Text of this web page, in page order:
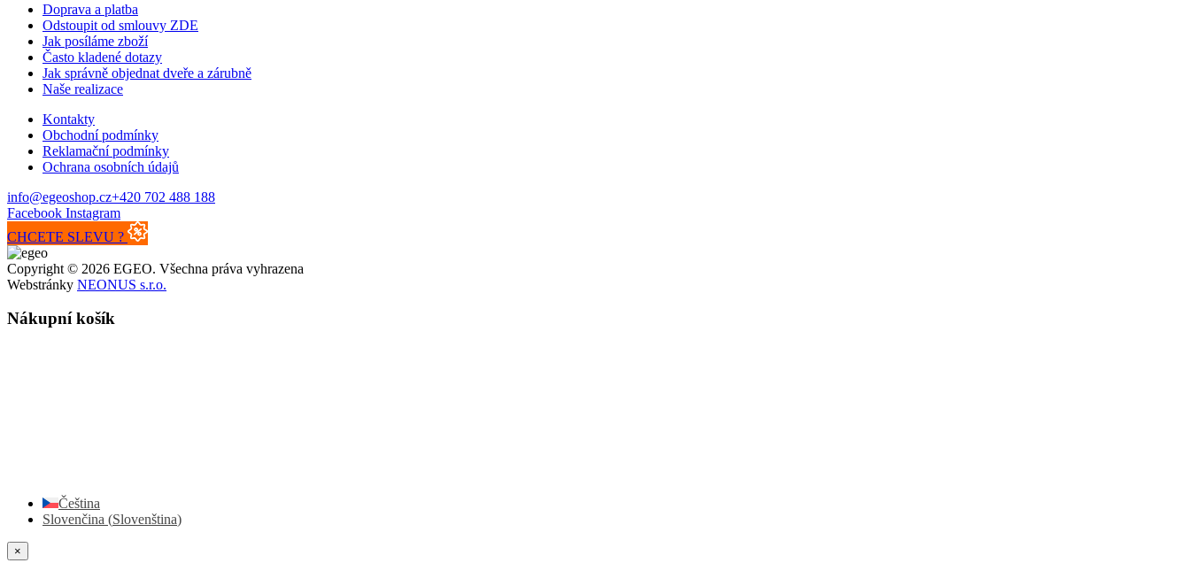
Doprava a platba
Odstoupit od smlouvy ZDE
Jak posíláme zboží
Často kladené dotazy
Jak správně objednat dveře a zárubně
Naše realizace
Kontakty
Obchodní podmínky
Reklamační podmínky
Ochrana osobních údajů
info@egeoshop.cz+420 702 488 188
Facebook Instagram
CHCETE SLEVU ?
Copyright © 2026 EGEO. Všechna práva vyhrazena
Webstránky NEONUS s.r.o.
Nákupní košík
Čeština
Slovenčina (Slovenština)
×